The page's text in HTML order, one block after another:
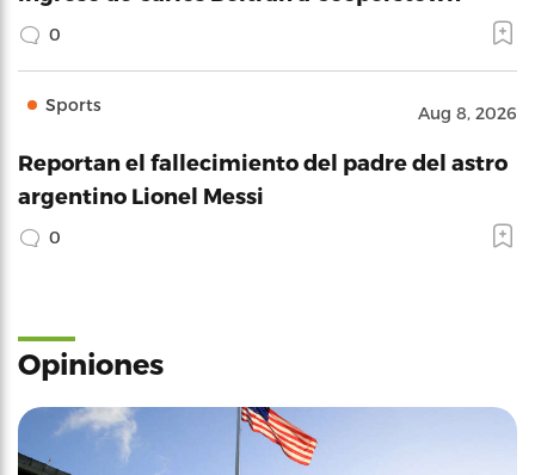
0
Sports Aug 8, 2026
Reportan el fallecimiento del padre del astro
argentino Lionel Messi
0
Opiniones